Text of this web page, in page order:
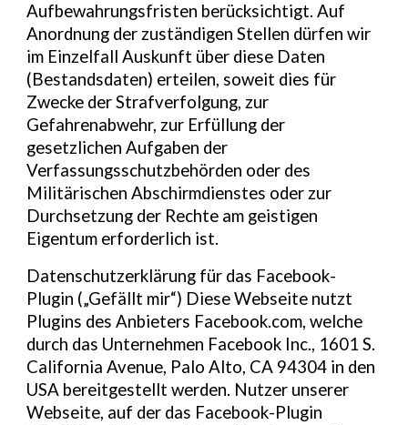
Aufbewahrungsfristen berücksichtigt. Auf
Anordnung der zuständigen Stellen dürfen wir
im Einzelfall Auskunft über diese Daten
(Bestandsdaten) erteilen, soweit dies für
Zwecke der Strafverfolgung, zur
Gefahrenabwehr, zur Erfüllung der
gesetzlichen Aufgaben der
Verfassungsschutzbehörden oder des
Militärischen Abschirmdienstes oder zur
Durchsetzung der Rechte am geistigen
Eigentum erforderlich ist.
Datenschutzerklärung für das Facebook-
Plugin („Gefällt mir“) Diese Webseite nutzt
Plugins des Anbieters Facebook.com, welche
durch das Unternehmen Facebook Inc., 1601 S.
California Avenue, Palo Alto, CA 94304 in den
USA bereitgestellt werden. Nutzer unserer
Webseite, auf der das Facebook-Plugin